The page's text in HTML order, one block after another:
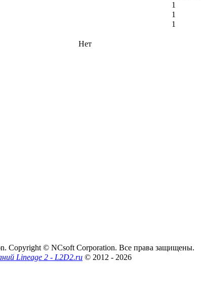
1
1
1
Нет
Copyright © NCsoft Corporation. Все права защищены.
Lineage 2 - L2D2.ru © 2012 - 2026